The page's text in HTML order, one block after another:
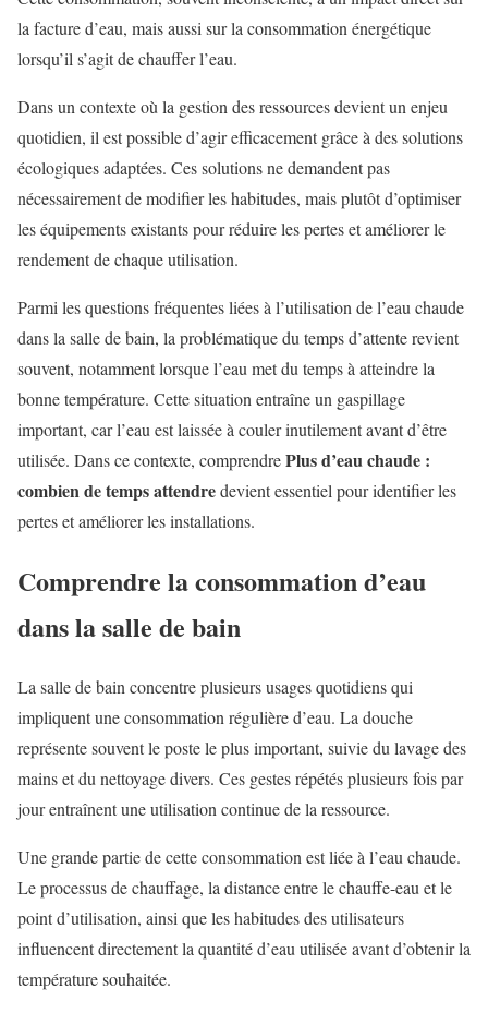
la facture d’eau, mais aussi sur la consommation énergétique
lorsqu’il s’agit de chauffer l’eau.
Dans un contexte où la gestion des ressources devient un enjeu
quotidien, il est possible d’agir efficacement grâce à des solutions
écologiques adaptées. Ces solutions ne demandent pas
nécessairement de modifier les habitudes, mais plutôt d’optimiser
les équipements existants pour réduire les pertes et améliorer le
rendement de chaque utilisation.
Parmi les questions fréquentes liées à l’utilisation de l’eau chaude
dans la salle de bain, la problématique du temps d’attente revient
souvent, notamment lorsque l’eau met du temps à atteindre la
bonne température. Cette situation entraîne un gaspillage
important, car l’eau est laissée à couler inutilement avant d’être
utilisée. Dans ce contexte, comprendrePlus d’eau chaude :
combien de temps attendredevient essentiel pour identifier les
pertes et améliorer les installations.
Comprendre la consommation d’eau
dans la salle de bain
La salle de bain concentre plusieurs usages quotidiens qui
impliquent une consommation régulière d’eau. La douche
représente souvent le poste le plus important, suivie du lavage des
mains et du nettoyage divers. Ces gestes répétés plusieurs fois par
jour entraînent une utilisation continue de la ressource.
Une grande partie de cette consommation est liée à l’eau chaude.
Le processus de chauffage, la distance entre le chauffe-eau et le
point d’utilisation, ainsi que les habitudes des utilisateurs
influencent directement la quantité d’eau utilisée avant d’obtenir la
température souhaitée.